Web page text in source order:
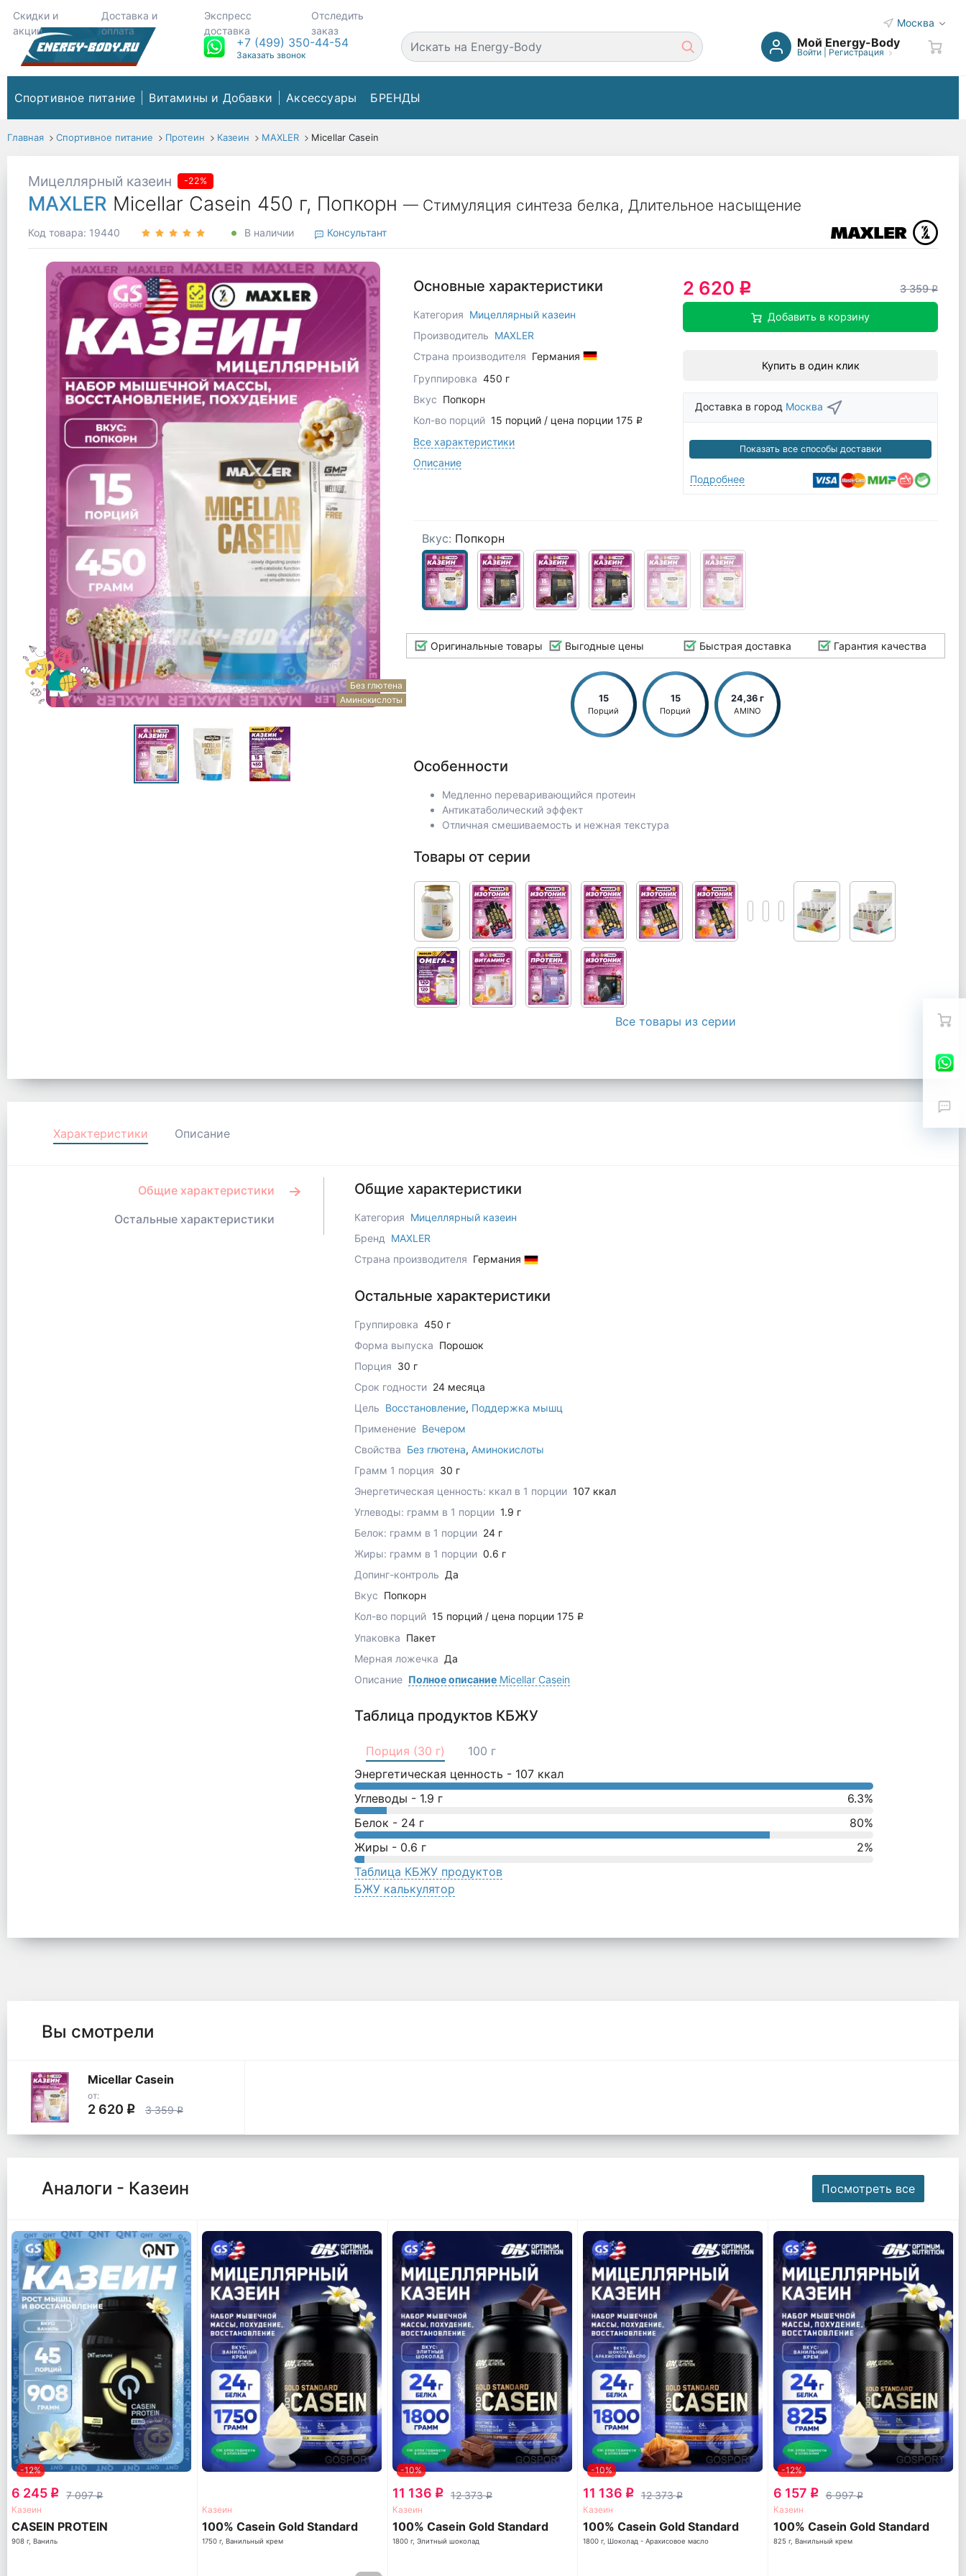
Скидки и
акции
Доставка и
оплата
Экспресс
доставка
Отследить
заказ
Москва
+7 (499) 350-44-54
Заказать звонок
Мой Energy-Body
Войти| Регистрация
Спортивное питание Витамины и Добавки Аксессуары БРЕНДЫ
Главная Спортивное питание Протеин Казеин MAXLER Micellar Casein
Мицеллярный казеин -22%
MAXLER Micellar Casein 450 г, Попкорн — Стимуляция синтеза белка, Длительное насыщение
Код товара: 19440 В наличии Консультант
Без глютена
Аминокислоты
Основные характеристики
Категория Мицеллярный казеин
Производитель MAXLER
Страна производителя Германия
Группировка 450 г
Вкус Попкорн
Кол-во порций 15 порций / цена порции 175 q
Все характеристики
Описание
2 620 q 3 359q
Добавить в корзину
Купить в один клик
Доставка в город Москва
Показать все способы доставки
Подробнее
Вкус: Попкорн
Оригинальные товары Выгодные цены Быстрая доставка Гарантия качества
15
Порций
15
Порций
24,36 г
AMINO
Особенности
Медленно переваривающийся протеин
Антикатаболический эффект
Отличная смешиваемость и нежная текстура
Товары от серии
Все товары из серии
Характеристики Описание
Общие характеристики
Остальные характеристики
Общие характеристики
Категория Мицеллярный казеин
Бренд
MAXLER
Страна производителя Германия
Остальные характеристики
Группировка 450 г
Форма выпуска Порошок
Порция 30 г
Срок годности 24 месяца
Цель Восстановление, Поддержка мышц
Применение Вечером
Свойства Без глютена, Аминокислоты
Грамм 1 порция 30 г
Энергетическая ценность: ккал в 1 порции 107 ккал
Углеводы: грамм в 1 порции 1.9 г
Белок: грамм в 1 порции 24 г
Жиры: грамм в 1 порции 0.6 г
Допинг-контроль Да
Вкус Попкорн
Кол-во порций 15 порций / цена порции 175 q
Упаковка Пакет
Мерная ложечка Да
Описание Полное описаниеMicellar Casein
Таблица продуктов КБЖУ
Порция (30 г)
100 г
Энергетическая ценность - 107ккал
Углеводы - 1.9 г 6.3%
Белок - 24г 80%
Жиры - 0.6 г 2%
Таблица КБЖУ продуктов
БЖУ калькулятор
Вы смотрели
Micellar Casein
от:
2 620 q 3 359q
Аналоги - Казеин Посмотреть все
-12%
6 245 q 7 097q
Казеин
CASEIN PROTEIN
908 г, Ваниль
Казеин
100% Casein Gold Standard
1750 г, Ванильный крем
-10%
11 136 q 12 373q
Казеин
100% Casein Gold Standard
1800 г, Элитный шоколад
-10%
11 136 q 12 373q
Казеин
100% Casein Gold Standard
1800 г, Шоколад - Арахисовое масло
-12%
6 157 q 6 997q
Казеин
100% Casein Gold Standard
825 г, Ванильный крем